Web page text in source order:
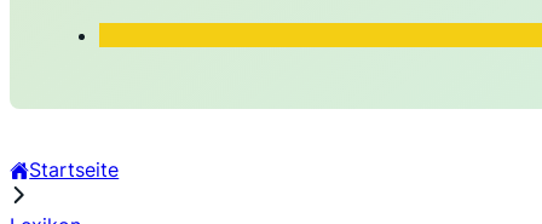
Startseite